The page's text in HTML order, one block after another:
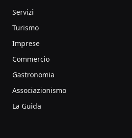
Servizi
Turismo
Imprese
Commercio
Gastronomia
Associazionismo
La Guida